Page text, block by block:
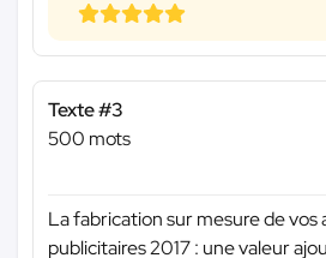
Texte #3
500 mots
La fabrication sur mesure de vos
publicitaires 2017 : une valeur